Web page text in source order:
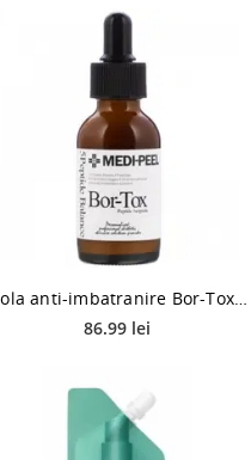
Fiola anti-imbatranire Bor-Tox Peptide, 30ml, Medi-Peel
86.99 lei